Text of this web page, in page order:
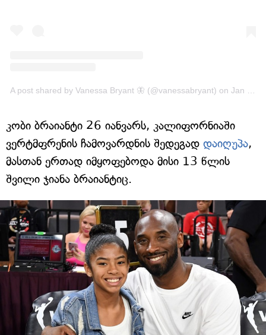
A post shared by Vanessa Bryant 🦋 (@vanessabryant) on Jan 29, 2020 at 4:59pm PST
კობი ბრაიანტი 26 იანვარს, კალიფორნიაში
ვერტმფრენის ჩამოვარდნის შედეგად დაიღუპა,
მასთან ერთად იმყოფებოდა მისი 13 წლის
შვილი ჯიანა ბრაიანტიც.